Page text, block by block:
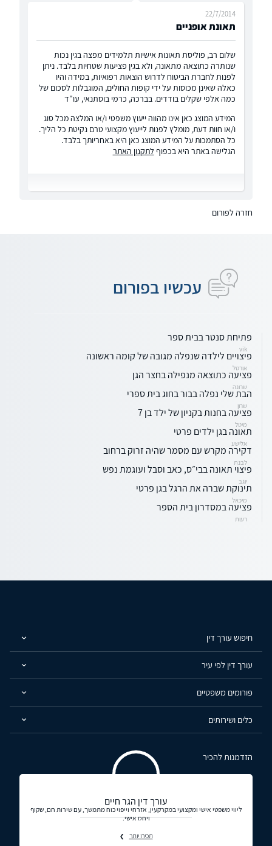
תאונת אופניים
22/7/2014
שלום רב, פוליסת תאונות אישיות תלמידים מפצה בגין נכות
שנותרה כתוצאה מתאונה, ולא בגין פציעות שטחיות בלבד. ניתן
לפנות לחברת הביטוח לדרוש הוצאות רפואיות, במידה והיו
כאלה שאינן מכוסות על ידי קופות החולים, המוגבלות לסכום של
כמה אלפי שקלים בודדים. בברכה, כרמי בוסתנאי, עו"ד
המידע המוצג כאן אינו מהווה ייעוץ משפטי ו/או המלצה מכל סוג
ו/או חוות דעת, מומלץ לפנות לייעוץ מקצועי טרם נקיטת כל הליך.
כל הסתמכות על המידע המוצג כאן היא באחריותך בלבד.
הגלישה באתר היא בכפוף לתקנון האתר
חזרה לפורום
עכשיו בפורום
פתיחת סנטר בבית ספר
vik
פיצויים לילדה שנפלה מגובה של קומה ראשונה
אורטל
פציעה כתוצאה מנפילה בחצר הגן
שרונה
הבת שלי נפלה בבור בחוג בית ספרי
שרון
פציעה בחנות בקניון של ילד בן 7
מיטל
תאונה בגן ילדים פרטי
אלישע
דקירה מקרש עם מסמר שהיה זרוק ברחוב
לבנת
פיצוי תאונה בבי״ס, כאב וסבל ועוגמת נפש
יוגב
תינוקת שברה את הרגל בגן פרטי
מיכאל
פציעה במסדרון בית הספר
רעות
חיפוש עורך דין
עורך דין לפי עיר
פורומים משפטיים
כלים ושירותים
הזדמנות להכיר
עורך דין הגר חיים
ליווי משפטי אישי ומקצועי במקרקעין, אזרחי וייפוי כוח מתמשך, עם שירות חם, שקוף
ויחס אישי.
תכירו יותר